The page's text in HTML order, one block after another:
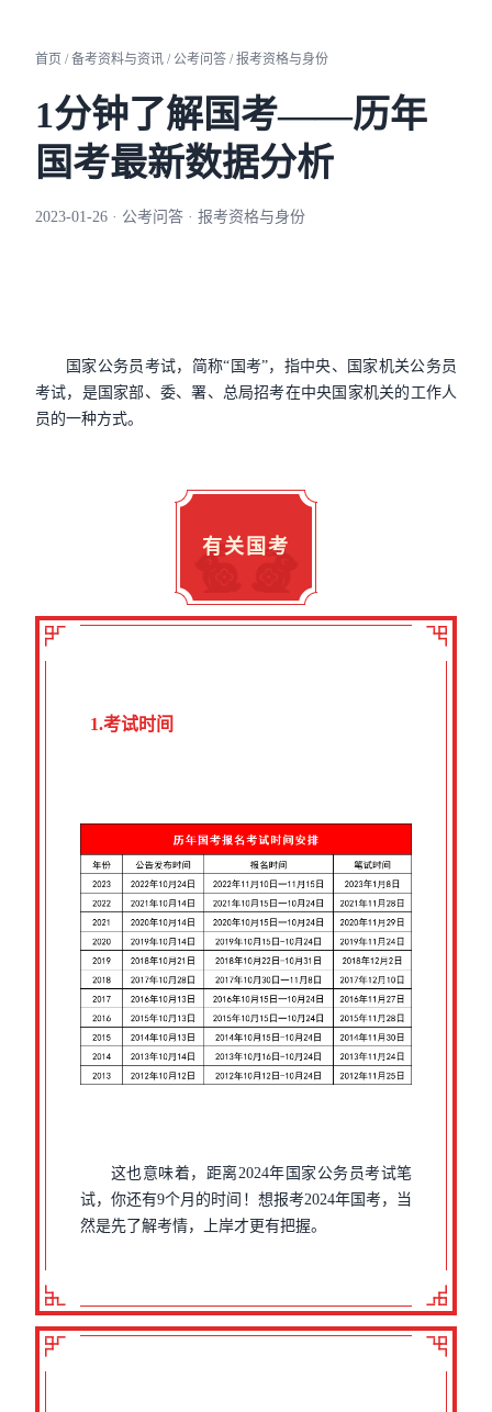
首页 / 备考资料与资讯 / 公考问答 / 报考资格与身份
1分钟了解国考——历年
国考最新数据分析
2023-01-26 · 公考问答 · 报考资格与身份
国家公务员考试，简称“国考”，指中央、国家机关公务员
考试，是国家部、委、署、总局招考在中央国家机关的工作人
员的一种方式。
有关国考
1.考试时间
这也意味着，距离2024年国家公务员考试笔
试，你还有9个月的时间！想报考2024年国考，当
然是先了解考情，上岸才更有把握。